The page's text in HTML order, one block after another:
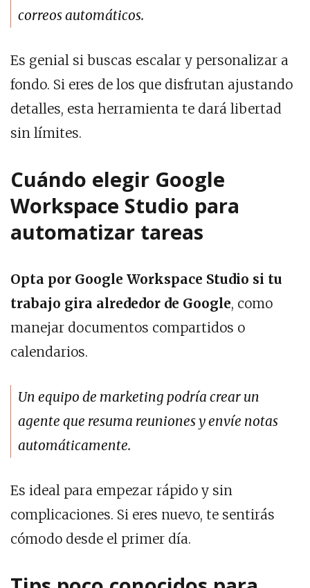
correos automáticos.
Es genial si buscas escalar y personalizar a
fondo. Si eres de los que disfrutan ajustando
detalles, esta herramienta te dará libertad
sin límites.
Cuándo elegir Google
Workspace Studio para
automatizar tareas
Opta por Google Workspace Studio si tu
trabajo gira alrededor de Google, como
manejar documentos compartidos o
calendarios.
Un equipo de marketing podría crear un
agente que resuma reuniones y envíe notas
automáticamente.
Es ideal para empezar rápido y sin
complicaciones. Si eres nuevo, te sentirás
cómodo desde el primer día.